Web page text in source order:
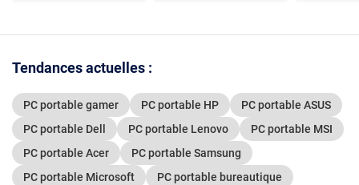
Tendances actuelles :
PC portable gamer PC portable HP
PC portable ASUS
PC portable Dell
PC portable Lenovo
PC portable MSI
PC portable Acer
PC portable Samsung
PC portable Microsoft
PC portable bureautique